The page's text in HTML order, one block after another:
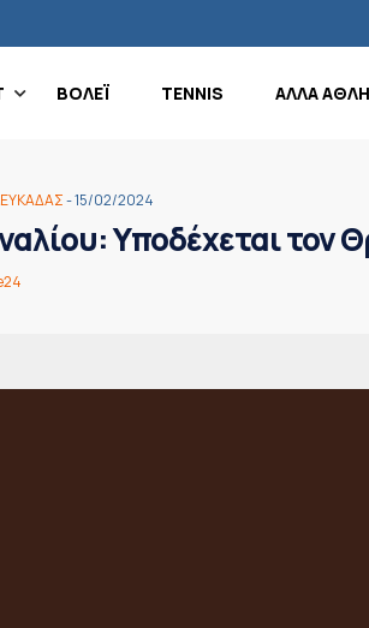
ΒΟΛΕΪ TENNIS ΑΛΛΑ
- 15/02/2024
Υποδέχεται τον